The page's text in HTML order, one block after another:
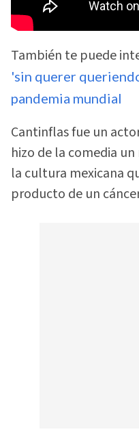
También te puede
'sin querer
pandemia mundial
Cantinflas fue un
hizo de la comedia
la cultura mexicana
producto de un